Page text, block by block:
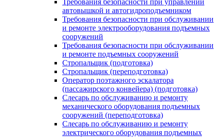
Требования безопасности при управлении
автовышкой и автогидроподъемником
Требования безопасности при обслуживании
и ремонте электрооборудования подъемных
сооружений
Требования безопасности при обслуживании
и ремонте подъемных сооружений
Стропальщик (подготовка)
Стропальщик (переподготовка)
Оператор поэтажного эскалатора
(пассажирского конвейера) (подготовка)
Слесарь по обслуживанию и ремонту
механического оборудования подъемных
сооружений (переподготовка)
Слесарь по обслуживанию и ремонту
электрического оборудования подъемных